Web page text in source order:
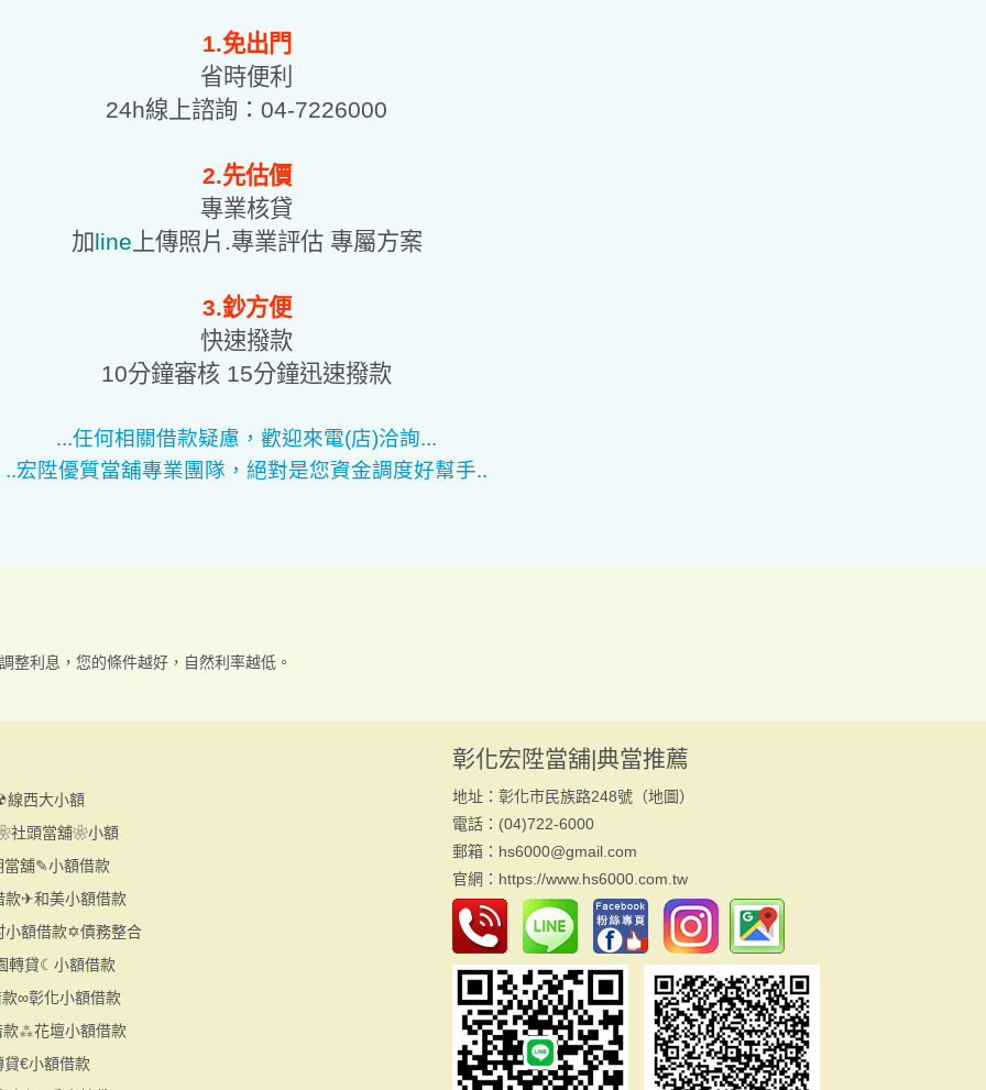
1.免出門
省時便利
24h線上諮詢：04-7226000
2.先估價
專業核貸
加line 上傳照片.專業評估 專屬方案
3.鈔方便
快速撥款
10分鐘審核 15分鐘迅速撥款
...任何相關借款疑慮，歡迎來電(店)洽詢...
..宏陞優質當舖專業團隊，絕對是您資金調度好幫手..
整利息，您的條件越好，自然利率越低。
西大小額
社頭當舖❀小額
舖✎小額借款
款✈和美小額借款
額借款✡債務整合
轉貸☾小額借款
∞彰化小額借款
款⁂花壇小額借款
€小額借款
彰化宏陞當舖|典當推薦
地址：彰化市民族路248號（地圖）
電話：(04)722-6000
郵箱：hs6000@gmail.com
官網： https://www.hs6000.com.tw